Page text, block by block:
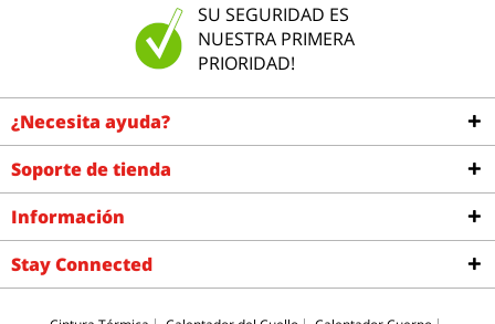
SU SEGURIDAD ES
NUESTRA PRIMERA
PRIORIDAD!
¿Necesita ayuda?
Soporte de tienda
Información
Stay Connected